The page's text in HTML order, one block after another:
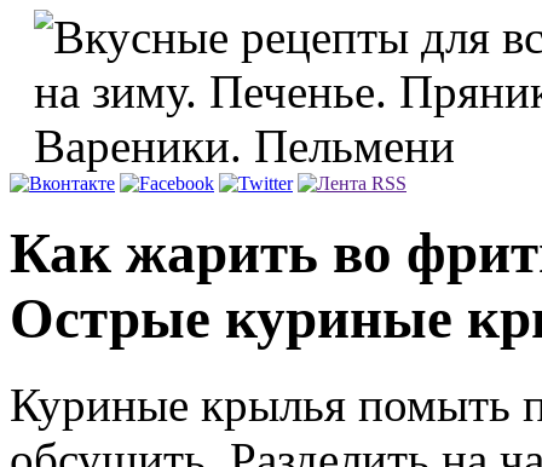
Как жарить во
Острые куриные
Куриные крылья помыть